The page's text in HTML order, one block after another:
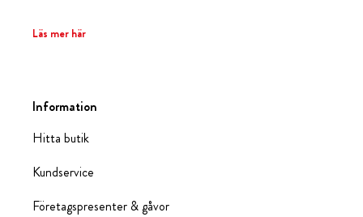
Läs mer här
Information
Hitta butik
Kundservice
Företagspresenter & gåvor